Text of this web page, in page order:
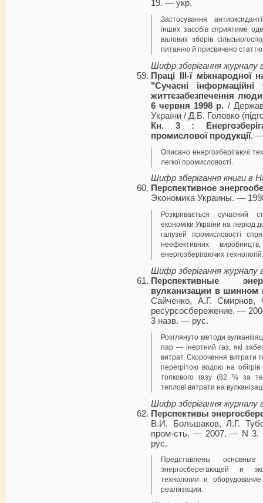
19. — укp.
Застосування
інших засобів сприятиме
валових зборів
питанню й присвячено
Шифр зберігання журналу
Праці ІІІ-ї міжнародної
"Сучасні інформаційні
життєзабезпечення
6 червня 1998 р. /
України / Д.Б. Головко
Кн. 3 :
промислової продукції. —
Описано енергозберігаючі
легкої промисловості.
Шифр зберігання книги в
Перспективное
Экономика Украины. —
Розкривається сучасний
економіки України на період
галузей промисловості
неефективних
енергозберігаючих технологій.
Шифр зберігання журналу
Перспективные
вулканизации в шинном
Сайченко, А.Г.
ресурсосбережение. —
3 назв. — рус.
Розглянуто методи
пар — інертний газ, які
витрат. Скорочення витрати
перегрітою водою на
топкового газу (82 % за
теплові витрати на
Шифр зберігання журналу
Перспективы
В.И. Большаков, Л.Г.
пром-сть. — 2007. — N
рус.
Представлены
энергосберегающей и
технологии и
реализации.